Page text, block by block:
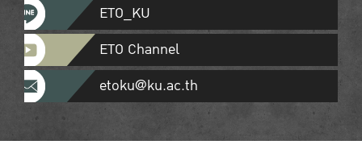
ETO_KU
ETO Channel
etoku@ku.ac.th